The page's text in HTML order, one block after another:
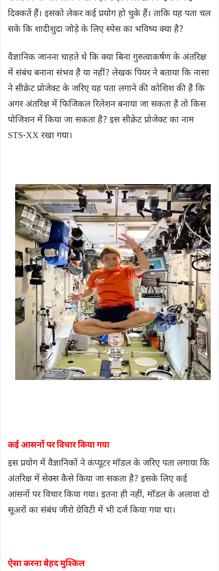
दिक्कतें हैं। इसको लेकर कई प्रयोग हो चुके हैं। ताकि यह पता चल
सके कि शादीशुदा जोड़े के लिए स्पेस का भविष्य क्या है?
वैज्ञानिक जानना चाहते थे कि क्या बिना गुरुत्वाकर्षण के अंतरिक्ष
में संबंध बनाना संभव है या नहीं? लेखक पियर ने बताया कि नासा
ने सीक्रेट प्रोजेक्ट के जरिए यह पता लगाने की कोशिश की है कि
अगर अंतरिक्ष में फिजिकल रिलेशन बनाया जा सकता है तो किस
पोजिशन में किया जा सकता है? इस सीक्रेट प्रोजेक्ट का नाम
STS-XX रखा गया।
कई आसनों पर विचार किया गया
इस प्रयोग में वैज्ञानिकों ने कंप्यूटर मॉडल के जरिए पता लगाया कि
अंतरिक्ष में सेक्स कैसे किया जा सकता है? इसके लिए कई
आसनों पर विचार किया गया। इतना ही नहीं, मॉडल के अलावा दो
सूअरों का संबंध जीरो ग्रेविटी में भी दर्ज किया गया था।
ऐसा करना बेहद मुश्किल